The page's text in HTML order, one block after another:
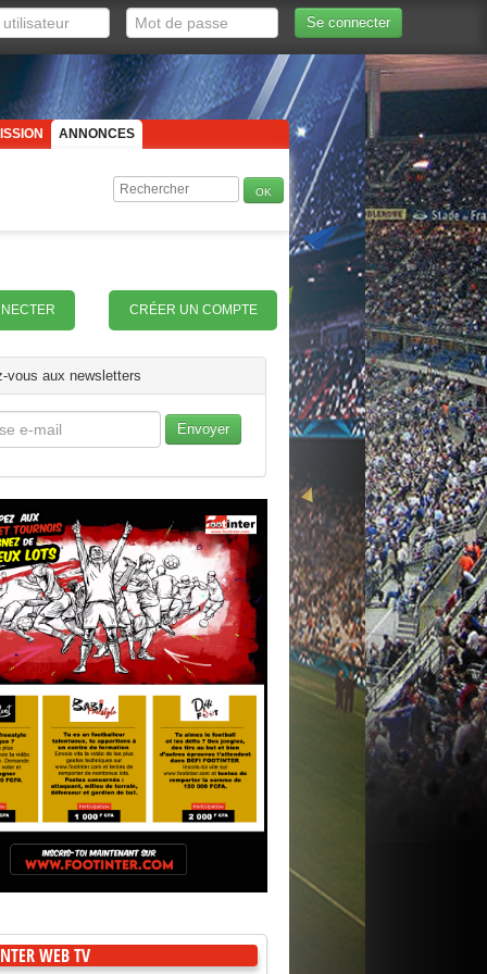
Se connecter
ANNONCES
CRÉER UN COMPTE
vous aux newsletters
Envoyer
WEB TV